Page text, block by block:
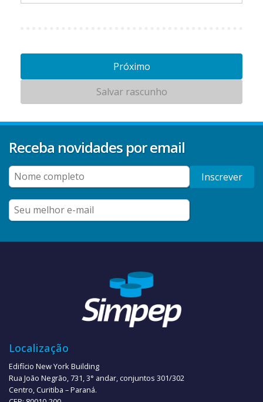
Salvar rascunho
Próximo
Receba novidades por email
Inscrever
Localização
Edifício New York Building
Rua João Negrão, 731, 3° andar, conjuntos 301/302
Centro, Curitiba – Paraná.